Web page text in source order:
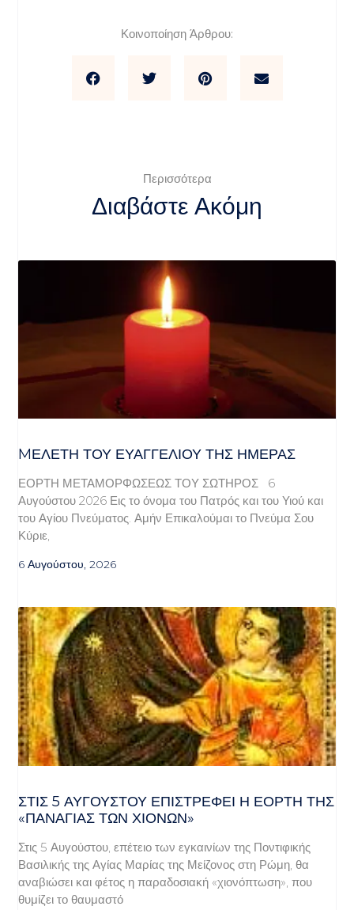
Κοινοποίηση Άρθρου:
Περισσότερα
Διαβάστε Ακόμη
MΕΛΈΤΗ ΤΟΥ ΕΥΑΓΓΕΛΊΟΥ ΤΗΣ ΗΜΈΡΑΣ
ΕΟΡΤΗ ΜΕΤΑΜΟΡΦΩΣΕΩΣ ΤΟΥ ΣΩΤΗΡΟΣ 6
Αυγούστου 2026 Εις το όνομα του Πατρός και του Υιού και
του Αγίου Πνεύματος. Αμήν Επικαλούμαι το Πνεύμα Σου
Κύριε,
6 Αυγούστου, 2026
ΣΤΙΣ 5 ΑΥΓΟΎΣΤΟΥ ΕΠΙΣΤΡΈΦΕΙ Η ΕΟΡΤΉ ΤΗΣ
«ΠΑΝΑΓΊΑΣ ΤΩΝ ΧΙΌΝΩΝ»
Στις 5 Αυγούστου, επέτειο των εγκαινίων της Ποντιφικής
Βασιλικής της Αγίας Μαρίας της Μείζονος στη Ρώμη, θα
αναβιώσει και φέτος η παραδοσιακή «χιονόπτωση», που
θυμίζει το θαυμαστό